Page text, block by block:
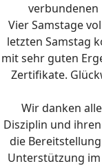
verbundenen
VierSamstage
letzten Samstag
mit sehr guten
Zertifikate.
Wir danken
Disziplin und
die
Unterstützung